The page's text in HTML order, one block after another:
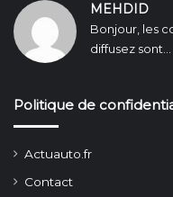
MEHDID
Bonjour, les
diffusez sont...
Politique de
Actuauto.fr
Contact